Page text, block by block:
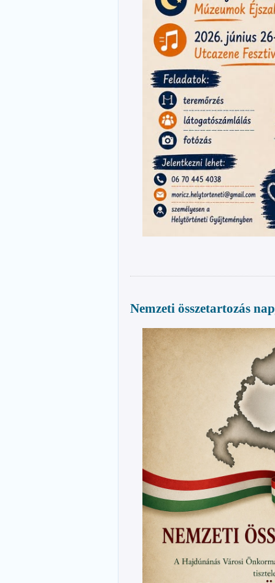
Nemzeti összetartozás